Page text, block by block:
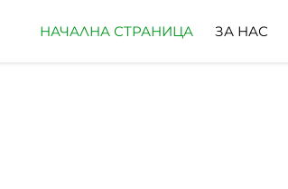
НАЧАЛНА СТРАНИЦА ЗА НАС